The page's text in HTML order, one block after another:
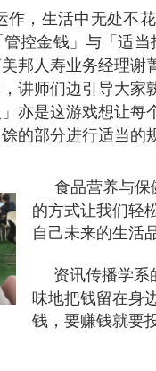
作，生活中无处不
控金钱」与「适
邦人寿业务经理
讲师们边引导大
亦是这游戏想让
的部分进行适当的
食品营养与保
的方式让我们轻
自己未来的生活
资讯传播学系
味地把钱留在身
钱，要赚钱就要